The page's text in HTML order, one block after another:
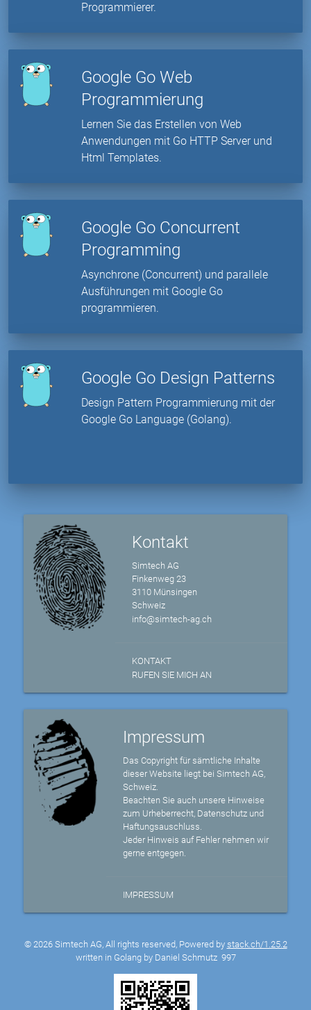
Programmierer.
Google Go Web
Programmierung
Lernen Sie das Erstellen von Web
Anwendungen mit Go HTTP Server und
Html Templates.
Google Go Concurrent
Programming
Asynchrone (Concurrent) und parallele
Ausführungen mit Google Go
programmieren.
Google Go Design Patterns
Design Pattern Programmierung mit der
Google Go Language (Golang).
Kontakt
Simtech AG
Finkenweg 23
3110 Münsingen
Schweiz
info@simtech-ag.ch
KONTAKT
RUFEN SIE MICH AN
Impressum
Das Copyright für sämtliche Inhalte
dieser Website liegt bei Simtech AG,
Schweiz.
Beachten Sie auch unsere Hinweise
zum Urheberrecht, Datenschutz und
Haftungsauschluss.
Jeder Hinweis auf Fehler nehmen wir
gerne entgegen.
IMPRESSUM
© 2026 Simtech AG, All rights reserved, Powered by stack.ch/1.25.2
written in Golang by Daniel Schmutz 997